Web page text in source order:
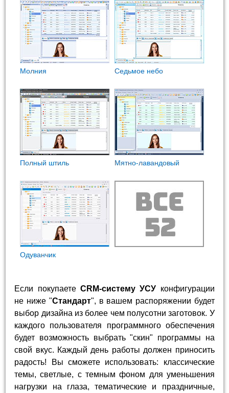
Молния Седьмое небо
Полный штиль Мятно-лавандовый
Одуванчик
Если покупаете CRM-систему УСУ конфигурации
не ниже "Стандарт", в вашем распоряжении будет
выбор дизайна из более чем полусотни заготовок. У
каждого пользователя программного обеспечения
будет возможность выбрать "скин" программы на
свой вкус. Каждый день работы должен приносить
радость! Вы сможете использовать: классические
темы, светлые, с темным фоном для уменьшения
нагрузки на глаза, тематические и праздничные,